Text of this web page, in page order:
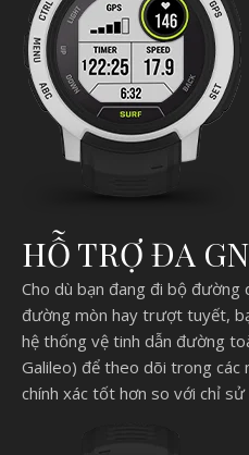
HỖ TRỢ ĐA
Cho dù bạn đang đi bộ đường
đường mòn hay trượt tuyết,
hệ thống vệ tinh dẫn đường
Galileo) để theo dõi trong
chính xác tốt hơn so với chỉ sử